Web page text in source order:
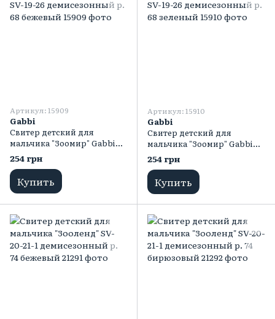
Артикул: 15909
Gabbi
Свитер детский для
мальчика "Зоомир" Gabbi
SV-19-26 демисезонный р.
68 бежевый
254 грн
Купить
Артикул: 15910
Gabbi
Свитер детский для
мальчика "Зоомир" Gabbi
SV-19-26 демисезонный р.
68 зеленый
254 грн
Купить